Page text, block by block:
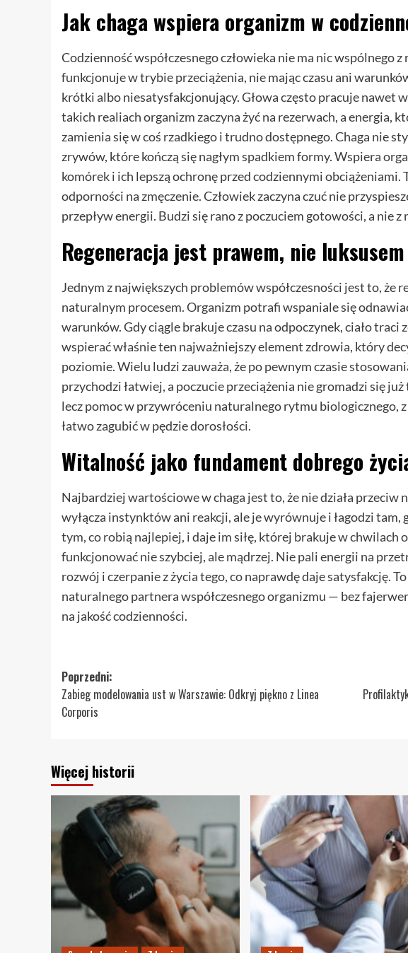
Jak chaga wspiera organizm w
Codzienność współczesnego człowieka nie ma nic wspólnego
funkcjonuje w trybie przeciążenia, nie mając czasu ani
krótki albo niesatysfakcjonujący. Głowa często pracuje nawet
takich realiach organizm zaczyna żyć na rezerwach, a energia,
zamienia się w coś rzadkiego i trudno dostępnego. Chaga nie
zrywów, które kończą się nagłym spadkiem formy. Wspiera
komórek i ich lepszą ochronę przed codziennymi
odporności na zmęczenie. Człowiek zaczyna czuć nie
przepływ energii. Budzi się rano z poczuciem gotowości, a nie z
Regeneracja jest prawem, nie luksusem
Jednym z największych problemów współczesności jest to, że
naturalnym procesem. Organizm potrafi wspaniale się
warunków. Gdy ciągle brakuje czasu na odpoczynek, ciało traci
wspierać właśnie ten najważniejszy element zdrowia, który
poziomie. Wielu ludzi zauważa, że po pewnym czasie
przychodzi łatwiej, a poczucie przeciążenia nie gromadzi się
lecz pomoc w przywróceniu naturalnego rytmu biologicznego,
łatwo zagubić w pędzie dorosłości.
Witalność jako fundament dobrego
Najbardziej wartościowe w chaga jest to, że nie działa przeciw
wyłącza instynktów ani reakcji, ale je wyrównuje i łagodzi
tym, co robią najlepiej, i daje im siłę, której brakuje w chwilach
funkcjonować nie szybciej, ale mądrzej. Nie pali energii na
rozwój i czerpanie z życia tego, co naprawdę daje satysfakcję.
naturalnego partnera współczesnego organizmu — bez
na jakość codzienności.
Zobacz
wpisy
Poprzedni:
Zabieg modelowania ust w Warszawie: Odkryj piękno z Linea
Corporis
Więcej historii